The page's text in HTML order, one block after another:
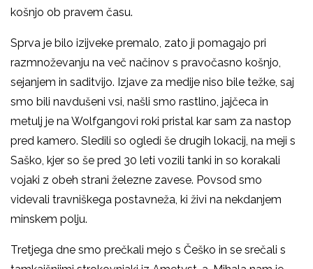
košnjo ob pravem času.
Sprva je bilo izijveke premalo, zato ji pomagajo pri
razmnoževanju na več načinov s pravočasno košnjo,
sejanjem in saditvijo. Izjave za medije niso bile težke, saj
smo bili navdušeni vsi, našli smo rastlino, jajčeca in
metulj je na Wolfgangovi roki pristal kar sam za nastop
pred kamero. Sledili so ogledi še drugih lokacij, na meji s
Saško, kjer so še pred 30 leti vozili tanki in so korakali
vojaki z obeh strani železne zavese. Povsod smo
videvali travniškega postavneža, ki živi na nekdanjem
minskem polju.
Tretjega dne smo prečkali mejo s Češko in se srečali s